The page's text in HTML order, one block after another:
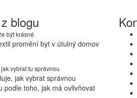
blogu
být krásné
promění byt v útulný domov
vybrat tu správnou
jak vybrat správnou
podle toho, jak má ovlivňovat